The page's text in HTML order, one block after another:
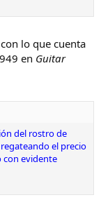
lo que cuenta
en Guitar
del rostro de
el precio
con evidente